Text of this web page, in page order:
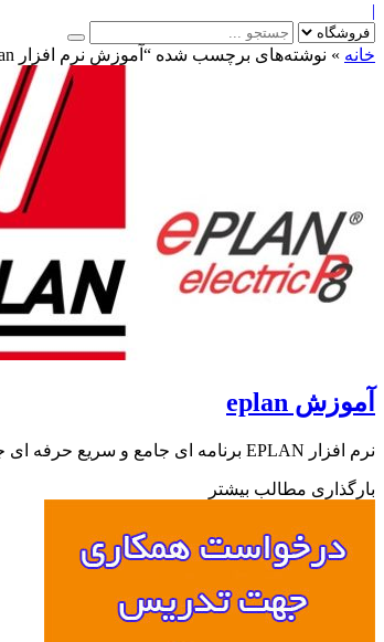
|
خانه » نوشته‌های برچسب شده “آموزش نرم افزار eplan”
آموزش eplan
نرم افزار EPLAN برنامه ای جامع و سریع حرفه ای جهت طراحی و ایجاد نقشه های سیستم های کنترل (Control Design) می…
بارگذاری مطالب بیشتر